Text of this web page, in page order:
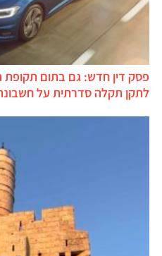
פסק דין חדש: גם בתום תקופת
לתקן תקלה סדרתית על